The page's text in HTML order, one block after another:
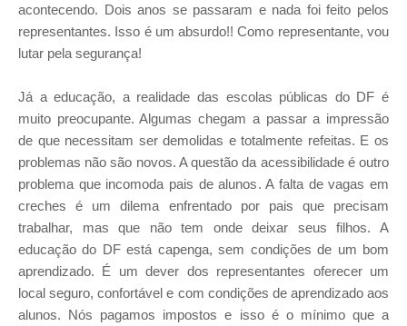
acontecendo. Dois anos se passaram e nada foi feito pelos
representantes. Isso é um absurdo!! Como representante, vou
lutar pela segurança!
Já a educação, a realidade das escolas públicas do DF é
muito preocupante. Algumas chegam a passar a impressão
de que necessitam ser demolidas e totalmente refeitas. E os
problemas não são novos. A questão da acessibilidade é outro
problema que incomoda pais de alunos. A falta de vagas em
creches é um dilema enfrentado por pais que precisam
trabalhar, mas que não tem onde deixar seus filhos. A
educação do DF está capenga, sem condições de um bom
aprendizado. É um dever dos representantes oferecer um
local seguro, confortável e com condições de aprendizado aos
alunos. Nós pagamos impostos e isso é o mínimo que a